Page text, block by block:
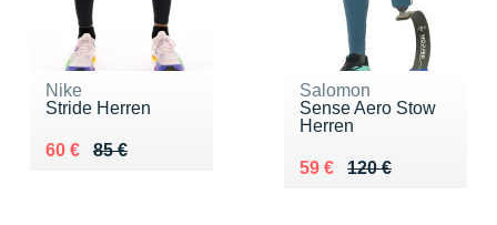
Nike
Stride Herren
85 €
Au lieu de 85 €
60 €
Vendu 60 €
Salomon
Sense Aero Stow
Herren
120 €
Au lieu de 120 €
59 €
Vendu 59 €